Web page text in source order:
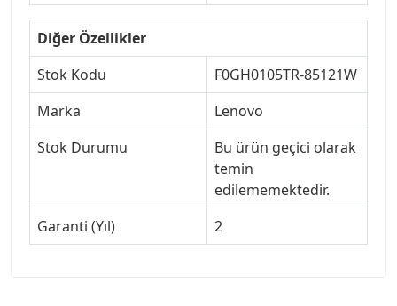
Diğer Özellikler
Stok Kodu
F0GH0105TR-85121W
Marka
Lenovo
Stok Durumu
Bu ürün geçici olarak
temin
edilememektedir.
Garanti (Yıl)
2